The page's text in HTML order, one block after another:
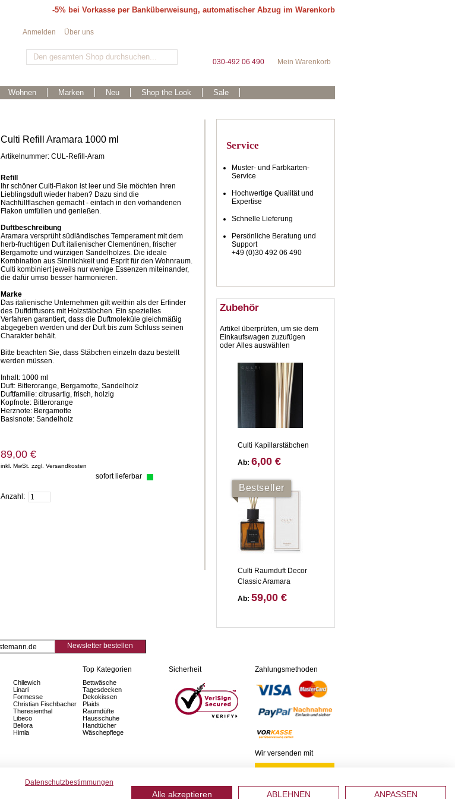
-5% bei Vorkasse per Banküberweisung, automatischer Abzug im Warenkorb
Mein Warenkorb
030-492 06 490
Wohnen Marken Neu Shop the Look Sale
Anmelden Über uns
Culti Refill Aramara 1000 ml
Artikelnummer: CUL-Refill-Aram
Refill
Ihr schöner Culti-Flakon ist leer und Sie möchten Ihren
Lieblingsduft wieder haben? Dazu sind die
Nachfüllflaschen gemacht - einfach in den vorhandenen
Flakon umfüllen und genießen.
Duftbeschreibung
Aramara versprüht südländisches Temperament mit dem
herb-fruchtigen Duft italienischer Clementinen, frischer
Bergamotte und würzigen Sandelholzes. Die ideale
Kombination aus Sinnlichkeit und Esprit für den Wohnraum.
Culti kombiniert jeweils nur wenige Essenzen miteinander,
die dafür umso besser harmonieren.
Marke
Das italienische Unternehmen gilt weithin als der Erfinder
des Duftdiffusors mit Holzstäbchen. Ein spezielles
Verfahren garantiert, dass die Duftmoleküle gleichmäßig
abgegeben werden und der Duft bis zum Schluss seinen
Charakter behält.
Bitte beachten Sie, dass Stäbchen einzeln dazu bestellt
werden müssen.
Inhalt: 1000 ml
Duft: Bitterorange, Bergamotte, Sandelholz
Duftfamilie: citrusartig, frisch, holzig
Kopfnote: Bitterorange
Herznote: Bergamotte
Basisnote: Sandelholz
89,00 €
inkl. MwSt. zzgl. Versandkosten
sofort lieferbar
Anzahl:
Service
Muster- und Farbkarten-
Service
Hochwertige Qualität und
Expertise
Schnelle Lieferung
Persönliche Beratung und
Support
+49 (0)30 492 06 490
Zubehör
Artikel überprüfen, um sie dem
Einkaufswagen zuzufügen
oder Alles auswählen
Culti Kapillarstäbchen
Ab: 6,00 €
Bestseller
Culti Raumduft Decor
Classic Aramara
Ab: 59,00 €
Newsletter bestellen
Chilewich
Linari
Formesse
Christian Fischbacher
Theresienthal
Libeco
Bellora
Himla
Top Kategorien
Bettwäsche
Tagesdecken
Dekokissen
Plaids
Raumdüfte
Hausschuhe
Handtücher
Wäschepflege
Sicherheit Zahlungsmethoden
Wir versenden mit
Datenschutzbestimmungen
Alle akzeptieren ABLEHNEN ANPASSEN